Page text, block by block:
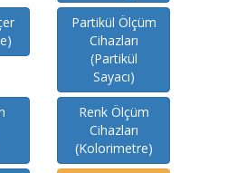
Partikül Ölçüm
Cihazları
(Partikül
Sayacı)
Renk Ölçüm
Cihazları
(Kolorimetre)